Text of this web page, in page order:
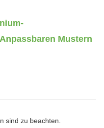
Mustern
sind zu beachten.